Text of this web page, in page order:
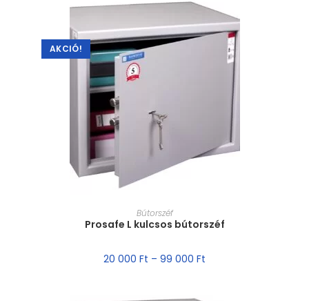
AKCIÓ!
MÉRET VÁLASZTÁSA
Bútorszéf
Prosafe L kulcsos bútorszéf
20 000 Ft – 99 000 Ft